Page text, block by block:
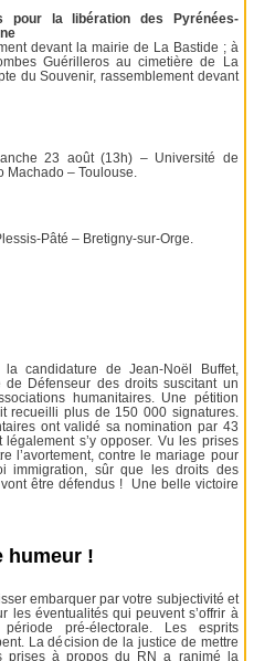
pour la libération des Pyrénées-
devant la mairie de La Bastide ; à
Guérilleros au cimetière de La
du Souvenir, rassemblement devant
23 août (13h) – Université de
Machado – Toulouse.
Pâté – Bretigny-sur-Orge.
candidature de Jean-Noël Buffet,
Défenseur des droits suscitant un
humanitaires. Une pétition
recueilli plus de 150 000 signatures.
ont validé sa nomination par 43
s’y opposer. Vu les prises
l’avortement, contre le mariage pour
immigration, sûr que les droits des
être défendus ! Une belle victoire
humeur !
embarquer par votre subjectivité et
les éventualités qui peuvent s’offrir à
pré-électorale. Les esprits
La décision de la justice de mettre
prises à propos du RN a ranimé la